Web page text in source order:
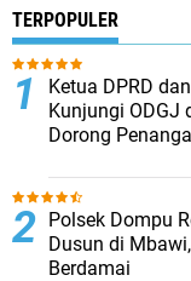
TERPOPULER
Ketua DPRD
Kunjungi ODGJ
Dorong
Polsek Dompu
Dusun di
Berdamai